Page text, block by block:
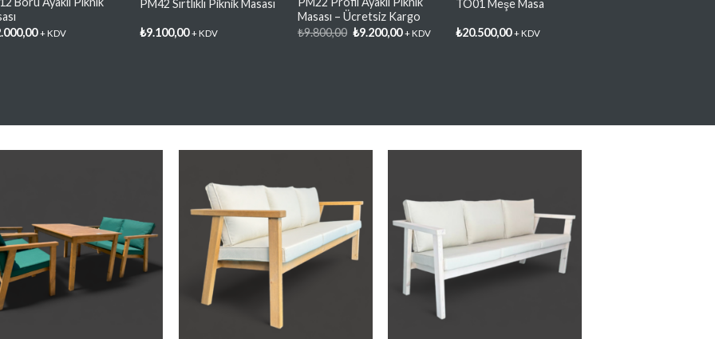
+ KDV
PM42 Sırtlıklı Piknik Masası
₺9.100,00 + KDV
Masası – Ücretsiz Kargo
₺9.800,00 Orijinal
₺9.200,00Şu
+ KDV
TO01 Meşe Masa
₺20.500,00 + KDV
Favorilere
Ekle
Favorilere
Ekle
Favorilere
Ekle